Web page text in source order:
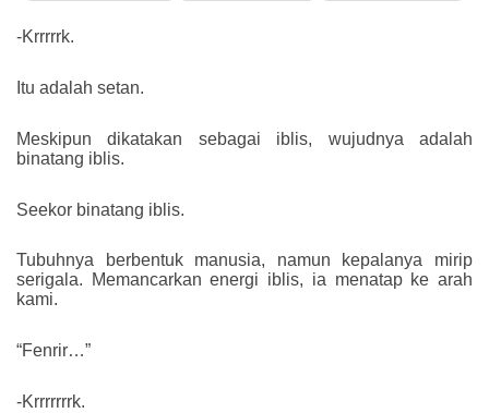
Font :
Size :
A-
16 A+
-Krrrrrk.
Itu adalah setan.
Meskipun dikatakan sebagai iblis, wujudnya adalah
binatang iblis.
Seekor binatang iblis.
Tubuhnya berbentuk manusia, namun kepalanya mirip
serigala. Memancarkan energi iblis, ia menatap ke arah
kami.
“Fenrir…”
-Krrrrrrrk.